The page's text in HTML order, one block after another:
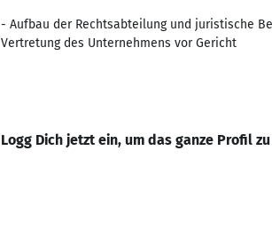
- Aufbau der Rechtsabteilung und juristische
Vertretung des Unternehmens vor Gericht
Logg Dich jetzt ein, um das ganze Profil